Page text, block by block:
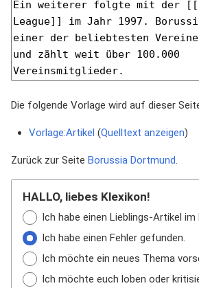
Die folgende Vorlage wird auf dieser
Vorlage:Artikel (Quelltext anzeigen)
Zurück zur Seite Borussia Dortmund.
HALLO, liebes Klexikon!
Ich habe einen Lieblings-Artikel im
Ich habe einen Fehler gefunden.
Ich möchte ein neues Thema
Ich möchte euch loben oder